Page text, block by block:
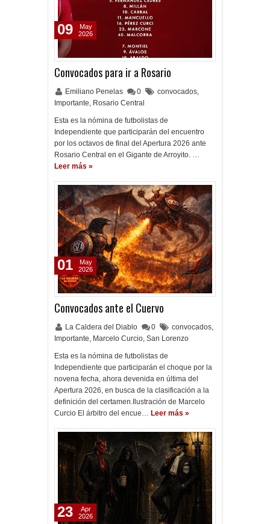
Convocados para ir a Rosario
Emiliano Penelas 0 convocados,
Importante, Rosario Central
Esta es la nómina de futbolistas de
Independiente que participarán del encuentro
por los octavos de final del Apertura 2026 ante
Rosario Central en el Gigante de Arroyito. …
Leer más »
09
May
2026
Convocados ante el Cuervo
La Caldera del Diablo 0 convocados,
Importante, Marcelo Curcio, San Lorenzo
Esta es la nómina de futbolistas de
Independiente que participarán el choque por la
novena fecha, ahora devenida en última del
Apertura 2026, en busca de la clasificación a la
definición del certamen.Ilustración de Marcelo
Curcio El árbitro del encue… Leer más »
01
May
2026
23
Apr
2026